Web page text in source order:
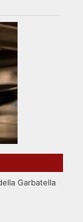
Garbatella